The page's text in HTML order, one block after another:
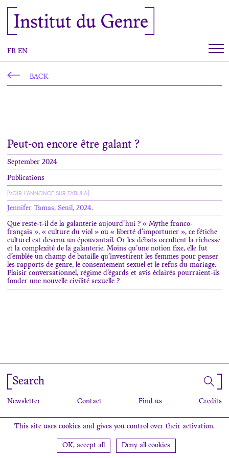
Institut du Genre
FR EN
BACK
Peut-on encore être galant ?
September 2024
Publications
[VOIR L'ANNONCE SUR FABULA]
Jennifer Tamas, Seuil, 2024.
Que reste-t-il de la galanterie aujourd’hui ? « Mythe franco-
français », « culture du viol » ou « liberté d’importuner », ce fétiche
culturel est devenu un épouvantail. Or les débats occultent la richesse
et la complexité de la galanterie. Moins qu’une notion fixe, elle fut
d’emblée un champ de bataille qu’investirent les femmes pour penser
les rapports de genre, le consentement sexuel et le refus du mariage.
Plaisir conversationnel, régime d’égards et avis éclairés pourraient-ils
fonder une nouvelle civilité sexuelle ?
Search
Newsletter Contact Find us Credits
This site uses cookies and gives you control over their activation.
OK, accept all Deny all cookies